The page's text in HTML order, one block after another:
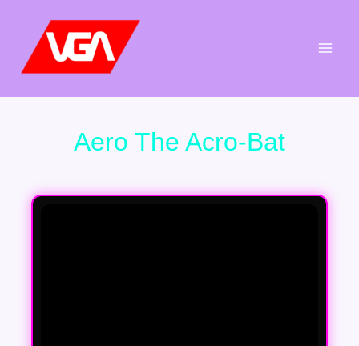
contenu
Aero The Acro-Bat